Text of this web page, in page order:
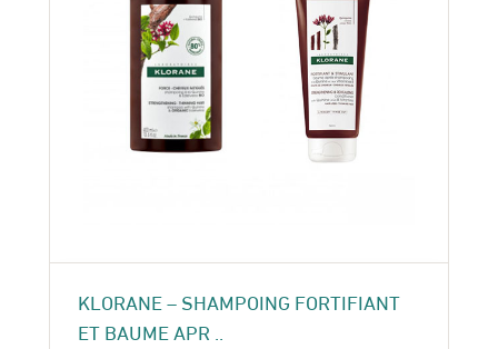
KLORANE – SHAMPOING FORTIFIANT
ET BAUME APR ..